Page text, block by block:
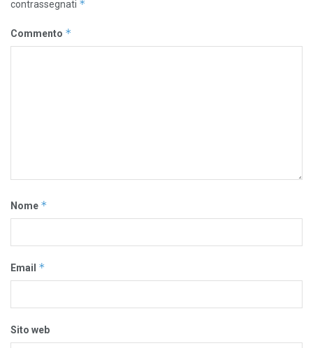
contrassegnati *
Commento *
Nome *
Email *
Sito web